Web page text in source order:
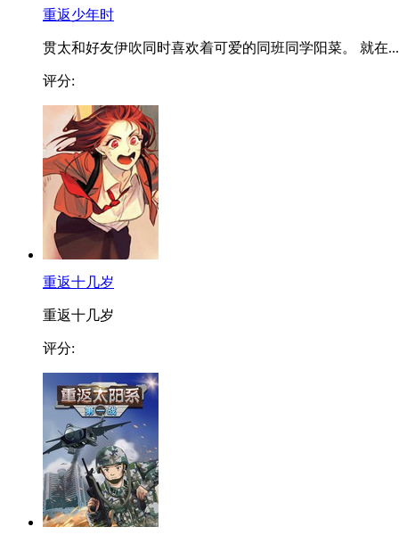
重返少年时
贯太和好友伊吹同时喜欢着可爱的同班同学阳菜。 就在...
评分:
重返十几岁
重返十几岁
评分: